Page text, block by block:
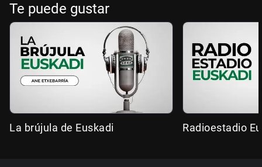
Te puede gustar
La brújula de Euskadi Radioestadio